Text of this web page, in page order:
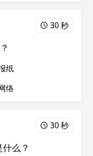
30 秒
纸
络
30 秒
么？